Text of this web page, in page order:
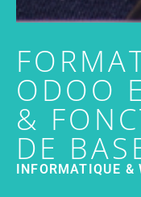
ODOO
&
DE
INFORMATIQUE &